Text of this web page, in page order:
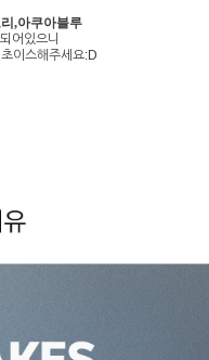
,아쿠아블루
어있으니
이스해주세요:D